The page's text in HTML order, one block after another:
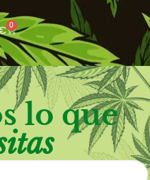
0
lo que